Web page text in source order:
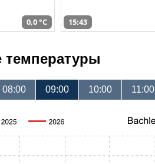
0,0 °C 15:43
температуры
08:00 09:00 10:00 11:00